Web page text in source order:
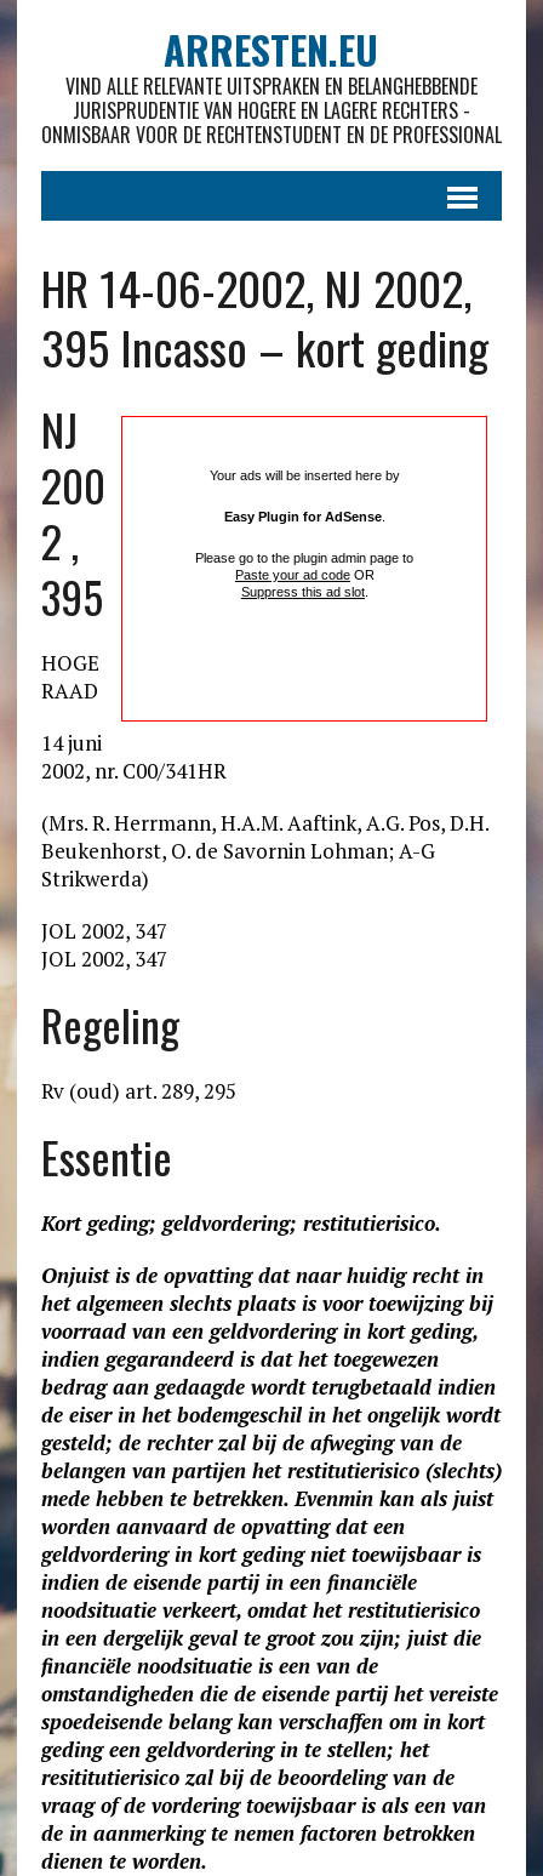
ARRESTEN.EU
VIND ALLE RELEVANTE UITSPRAKEN EN BELANGHEBBENDE
JURISPRUDENTIE VAN HOGERE EN LAGERE RECHTERS -
ONMISBAAR VOOR DE RECHTENSTUDENT EN DE PROFESSIONAL
HR 14-06-2002, NJ 2002,
395 Incasso – kort geding
Your ads will be inserted here by
Easy Plugin for AdSense.
Please go to the plugin admin page to
Paste your ad codeOR
Suppress this ad slot.
NJ
200
2 ,
395
HOGE
RAAD
14 juni
2002, nr. C00/341HR
(Mrs. R. Herrmann, H.A.M. Aaftink, A.G. Pos, D.H.
Beukenhorst, O. de Savornin Lohman; A-G
Strikwerda)
JOL 2002, 347
JOL 2002, 347
Regeling
Rv (oud) art. 289, 295
Essentie
Kort geding; geldvordering; restitutierisico.
Onjuist is de opvatting dat naar huidig recht in
het algemeen slechts plaats is voor toewijzing bij
voorraad van een geldvordering in kort geding,
indien gegarandeerd is dat het toegewezen
bedrag aan gedaagde wordt terugbetaald indien
de eiser in het bodemgeschil in het ongelijk wordt
gesteld; de rechter zal bij de afweging van de
belangen van partijen het restitutierisico (slechts)
mede hebben te betrekken. Evenmin kan als juist
worden aanvaard de opvatting dat een
geldvordering in kort geding niet toewijsbaar is
indien de eisende partij in een financiële
noodsituatie verkeert, omdat het restitutierisico
in een dergelijk geval te groot zou zijn; juist die
financiële noodsituatie is een van de
omstandigheden die de eisende partij het vereiste
spoedeisende belang kan verschaffen om in kort
geding een geldvordering in te stellen; het
resititutierisico zal bij de beoordeling van de
vraag of de vordering toewijsbaar is als een van
de in aanmerking te nemen factoren betrokken
dienen te worden.